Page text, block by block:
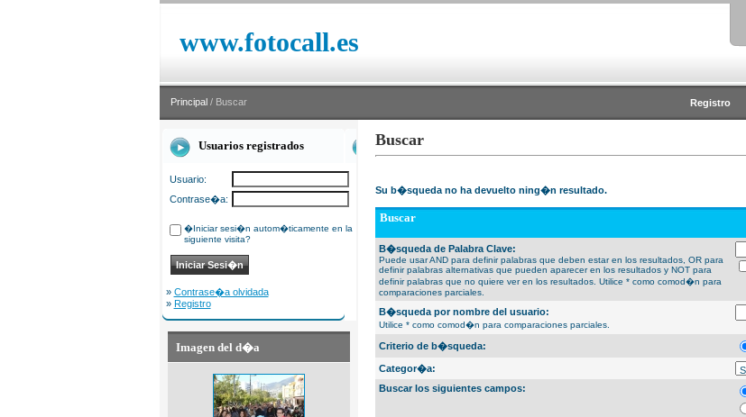
www.fotocall.es
Principal / Buscar Registro
Usuarios registrados
Usuario:
Contrase�a:
�Iniciar sesi�n autom�ticamente en la
siguiente visita?
» Contrase�a olvidada
» Registro
Imagen del d�a
Buscar
Su b�squeda no ha devuelto ning�n resultado.
Buscar
B�squeda de Palabra Clave:
Puede usar AND para definir palabras que deben estar en los resultados, OR para
definir palabras alternativas que pueden aparecer en los resultados y NOT para
definir palabras que no quiere ver en los resultados. Utilice * como comod�n para
comparaciones parciales.
B�squeda por nombre del usuario:
Utilice * como comod�n para comparaciones parciales.
Criterio de b�squeda:
Categor�a:
Buscar los siguientes campos: